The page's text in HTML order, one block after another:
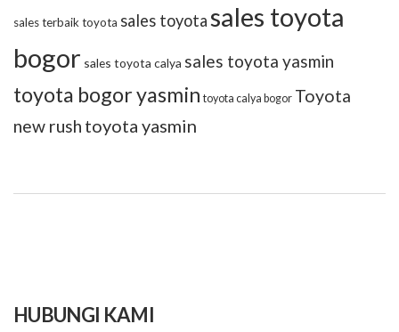
sales terbaik toyota sales toyotasales toyota
bogor sales toyota calya sales toyota yasmin
toyota bogor yasmin toyota calya bogor Toyota
new rush toyota yasmin
HUBUNGI KAMI